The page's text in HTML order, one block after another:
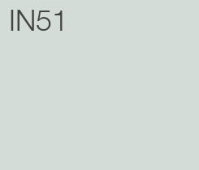
IN51